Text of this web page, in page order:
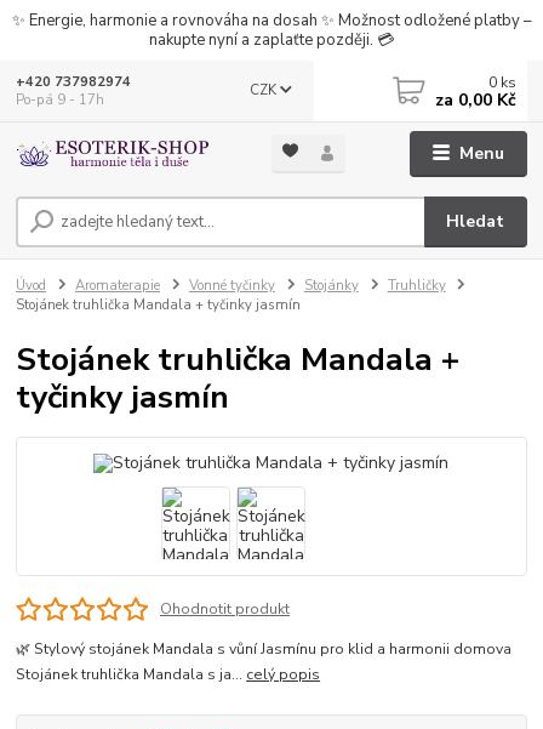
✨ Energie, harmonie a rovnováha na dosah ✨ Možnost odložené platby –
nakupte nyní a zaplaťte později. 💳
Menu
CZK
Hledat
+420 737982974
Po-pá 9 - 17h
0 ks
za 0,00 Kč
Úvod Aromaterapie Vonné tyčinky Stojánky
Truhličky
Stojánek truhlička Mandala + tyčinky jasmín
Stojánek truhlička Mandala +
tyčinky jasmín
Ohodnotit produkt
🌿 Stylový stojánek Mandala s vůní Jasmínu pro klid a harmonii domova
Stojánek truhlička Mandala s ja... celý popis